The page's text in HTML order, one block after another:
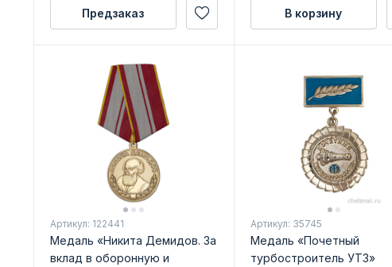
Предзаказ В корзину
Артикул: 122441
Медаль «Никита Демидов. За
вклад в оборонную и
Артикул: 35745
Медаль «Почетный
турбостроитель УТЗ»